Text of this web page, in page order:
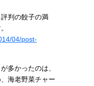
判の餃子の満
04/post-
多かったのは、
海老野菜チャー